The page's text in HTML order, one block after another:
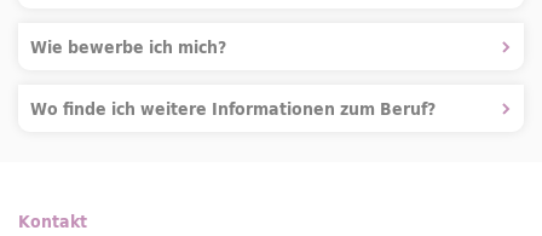
Wie bewerbe ich mich?
Wo finde ich weitere Informationen zum Beruf?
Kontakt